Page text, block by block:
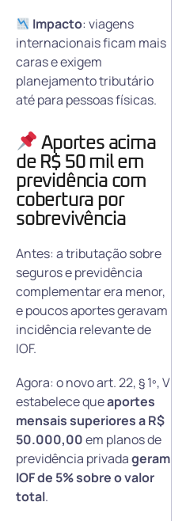
Impacto: viagens
internacionais ficam mais
caras e exigem
planejamento tributário
até para pessoas físicas.
Aportes acima
de R$ 50 mil em
previdência com
cobertura por
sobrevivência
Antes: a tributação sobre
seguros e previdência
complementar era menor,
e poucos aportes geravam
incidência relevante de
IOF.
Agora: o novo art. 22, § 1º, V
estabelece queaportes
mensais superiores a R$
50.000,00em planos de
previdência privadageram
IOF de 5% sobre o valor
total.